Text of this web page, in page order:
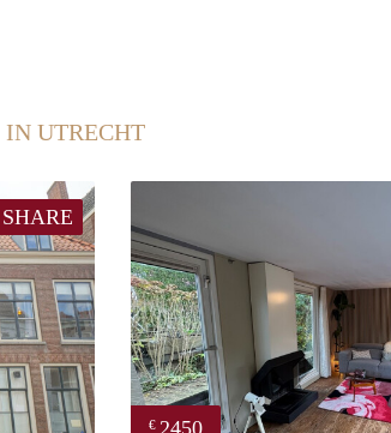
IN UTRECHT
SHARE
€